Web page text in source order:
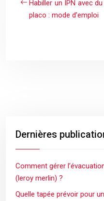
Habiller un IPN avec du
placo : mode d’emploi
Dernières
Comment gérer
(leroy merlin) ?
Quelle tapée prévoir pour